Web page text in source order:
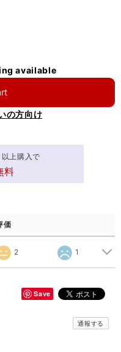
available
の方向け
上購入で
料
価
2 1
Save
通報する